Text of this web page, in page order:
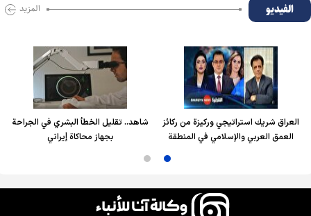
الفیدیو المزید
العراق شريك استراتيجي وركيزة من ركائز
العمق العربي والإسلامي في المنطقة
شاهد.. تقليل الخطأ البشري في الجراحة
بجهاز محاكاة إيراني